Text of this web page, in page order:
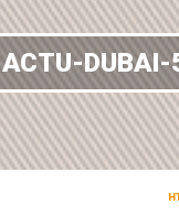
ACTU-DUBAI-